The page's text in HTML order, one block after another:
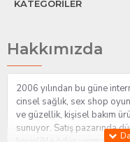
KATEGORİLER
Hakkımızda
2006 yılından bu güne
cinsel sağlık, sex shop
ve güzellik, kişisel bakım
sunuyor. Satış pazarında